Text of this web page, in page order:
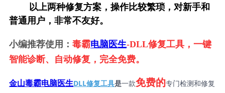
以上两种修复方案，操作比较繁琐，对新手和
普通用户，非常不友好。
小编推荐使用： 毒霸电脑医生-DLL修复工具，一键
智能诊断、自动修复，完全免费。
金山毒霸电脑医生DLL修复工具是一款免费的专门检测和修复